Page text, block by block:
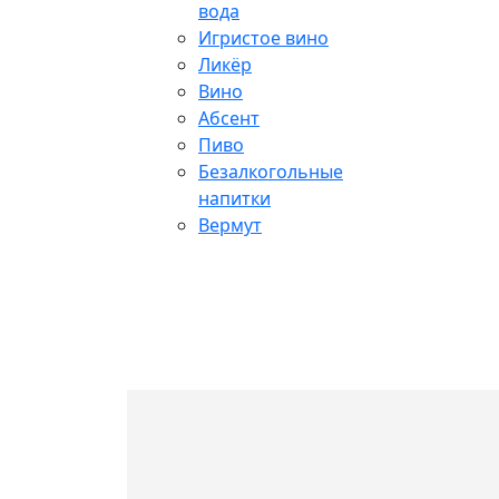
вода
Игристое вино
Ликёр
Вино
Абсент
Пиво
Безалкогольные
напитки
Вермут